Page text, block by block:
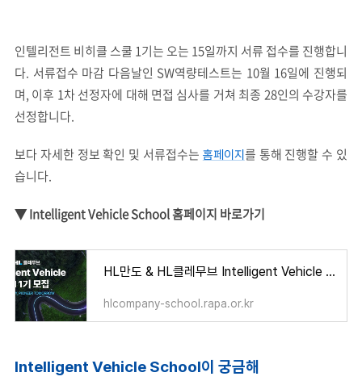
인텔리전트 비히클 스쿨 1기는 오는 15일까지 서류 접수를 진행합니
다. 서류접수 마감 다음날인 SW역량테스트는 10월 16일에 진행되
며, 이후 1차 선정자에 대해 면접 심사를 거쳐 최종 28인의 수강자를
선정합니다.
보다 자세한 정보 확인 및 서류접수는 홈페이지 를 통해 진행할 수 있
습니다.
▼ Intelligent Vehicle School 홈페이지 바로가기
HL만도 & HL클레무브 Intelligent Vehicle School
hlcompany-school.rapa.or.kr
Intelligent Vehicle School이 궁금해